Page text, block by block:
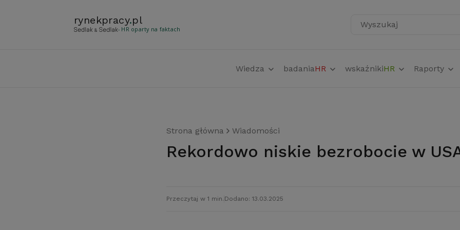
rynekpracy.pl
- HR oparty na faktach Wyszukaj
Wiedza badaniaHR wskaźnikiHR Raporty
Strona główna Wiadomości
Rekordowo niskie bezrobocie w
Przeczytaj w 1 min. Dodano: 13.03.2025